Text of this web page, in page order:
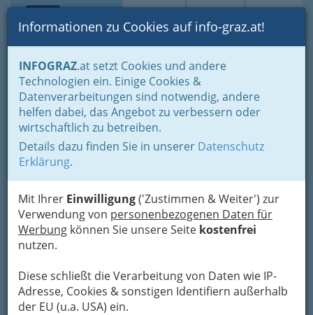
Suche Login Toggle
Informationen zu Cookies auf info-graz.at!
INFOGRAZ.at setzt Cookies und andere
Technologien ein. Einige Cookies &
Datenverarbeitungen sind notwendig, andere
helfen dabei, das Angebot zu verbessern oder
wirtschaftlich zu betreiben.
Details dazu finden Sie in unserer Datenschutz
Erklärung.
Mit Ihrer Einwilligung('Zustimmen & Weiter') zur
Verwendung von personenbezogenen Daten für
Werbung können Sie unsere Seite kostenfrei
nutzen.
Diese schließt die Verarbeitung von Daten wie IP-
Adresse, Cookies & sonstigen Identifiern außerhalb
der EU (u.a. USA) ein.
Home Branchen Wellness & Beauty Ernährungs-Beratung
Dr.med.univ. Yali Sui - Ärztin
für Allgemeinmedizin
Conrad-von-Hötzendorf-Straße 26, 8010 Graz
+43 316 833 509
+43 316 833 509
Karte
Adresse mit Google Maps anschauen